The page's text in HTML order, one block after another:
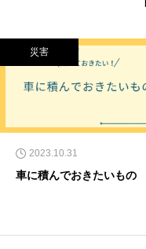
災害
2023.10.31
車に積んでおきたいもの